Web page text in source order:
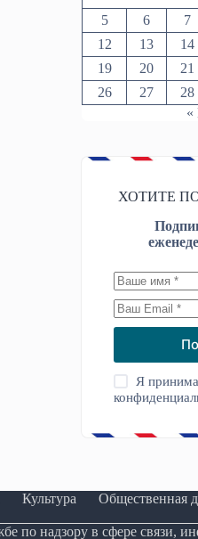
5
6 7
12
13 14
19
20 21
26
27 28
«
ХОТИТЕ
Я
Культура Общественная
по надзору в сфере связи,